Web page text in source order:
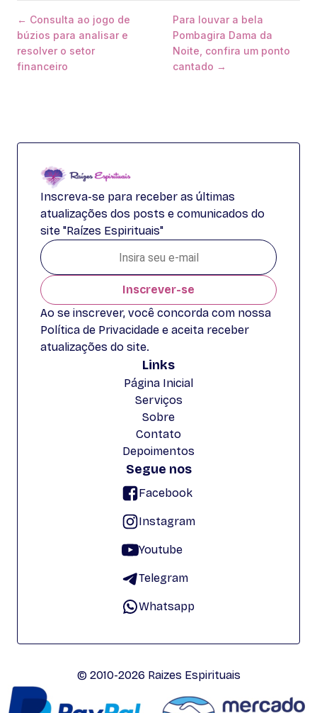
← Consulta ao jogo de
búzios para analisar e
resolver o setor
financeiro
Para louvar a bela
Pombagira Dama da
Noite, confira um ponto
cantado →
Inscreva-se para receber as últimas
atualizações dos posts e comunicados do
site "Raízes Espirituais"
Inscrever-se
Ao se inscrever, você concorda com nossa
Política de Privacidade e aceita receber
atualizações do site.
Links
Página Inicial
Serviços
Sobre
Contato
Depoimentos
Segue nos
Facebook
Instagram
Youtube
Telegram
Whatsapp
© 2010-2026 Raizes Espirituais